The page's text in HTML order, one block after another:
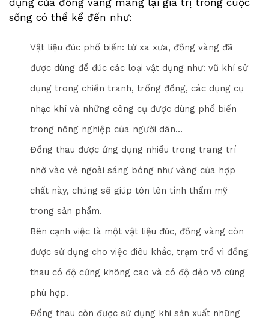
sống có thể kể đến như:
Vật liệu đúc phổ biến: từ xa xưa, đồng vàng đã
được dùng để đúc các loại vật dụng như: vũ khí sử
dụng trong chiến tranh, trống đồng, các dụng cụ
nhạc khí và những công cụ được dùng phổ biến
trong nông nghiệp của người dân…
Đồng thau được ứng dụng nhiều trong trang trí
nhờ vào vẻ ngoài sáng bóng như vàng của hợp
chất này, chúng sẽ giúp tôn lên tính thẩm mỹ
trong sản phẩm.
Bên cạnh việc là một vật liệu đúc, đồng vàng còn
được sử dụng cho việc điêu khắc, trạm trổ vì đồng
thau có độ cứng không cao và có độ dẻo vô cùng
phù hợp.
Đồng thau còn được sử dụng khi sản xuất những